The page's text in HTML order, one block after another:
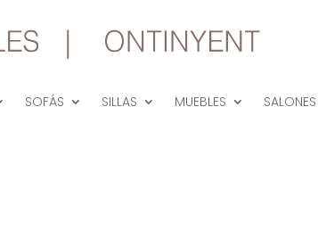
SOFÁS SILLAS MUEBLES SALONES